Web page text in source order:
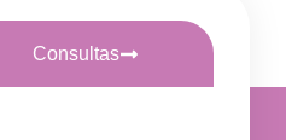
Consultas